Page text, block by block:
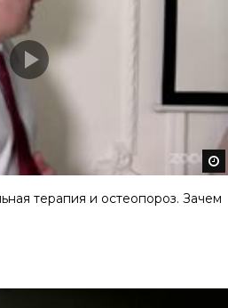
терапия и остеопороз. Зачем